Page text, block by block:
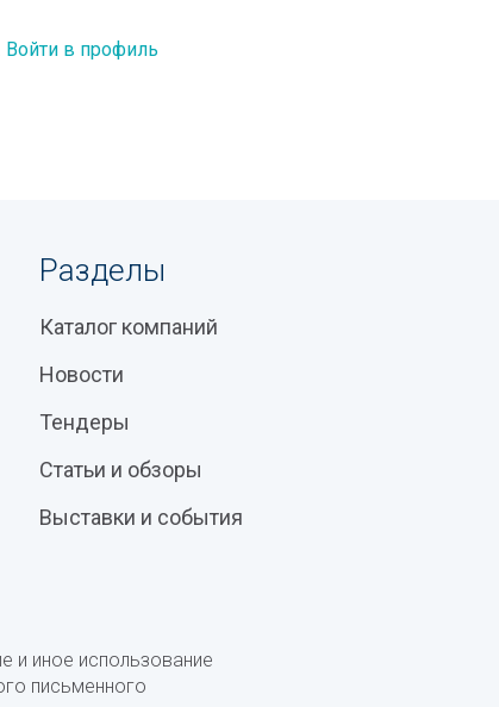
Войти в профиль
Разделы
Каталог компаний
Новости
Тендеры
Статьи и обзоры
Выставки и события
и иное использование
письменного